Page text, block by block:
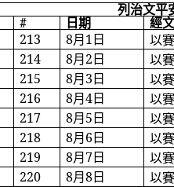
列治文平
# 日期
經
213
8月1日
以
214
8月2日
以
215
8月3日
以
216
8月4日
以
217
8月5日
以
218
8月6日
以
219
8月7日
以
220
8月8日
以